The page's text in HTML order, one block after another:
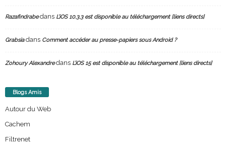
Razafindrabedans L’iOS 10.3.3 est disponible au téléchargement [liens directs]
Grabsiadans Comment accéder au presse-papiers sous Android ?
Zohoury Alexandredans L’iOS 15 est disponible au téléchargement [liens directs]
Blogs Amis
Autour du Web
Cachem
Filtrenet